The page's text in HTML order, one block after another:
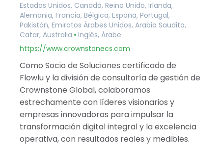
Estados Unidos, Canadá, Reino Unido, Irlanda,
Alemania, Francia, Bélgica, España, Portugal,
Pakistán, Emiratos Árabes Unidos, Arabia Saudita,
Catar, Australia
Inglés, Árabe
https://www.crownstonecs.com
Como Socio de Soluciones certificado de
Flowlu y la división de consultoría de gestión de
Crownstone Global, colaboramos
estrechamente con líderes visionarios y
empresas innovadoras para impulsar la
transformación digital integral y la excelencia
operativa, con resultados reales y medibles.